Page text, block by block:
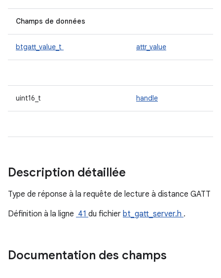
Champs de données
btgatt_value_t attr_value
uint16_t handle
Description détaillée
Type de réponse à la requête de lecture à distance GATT
Définition à la ligne 41 du fichier bt_gatt_server.h .
Documentation des champs